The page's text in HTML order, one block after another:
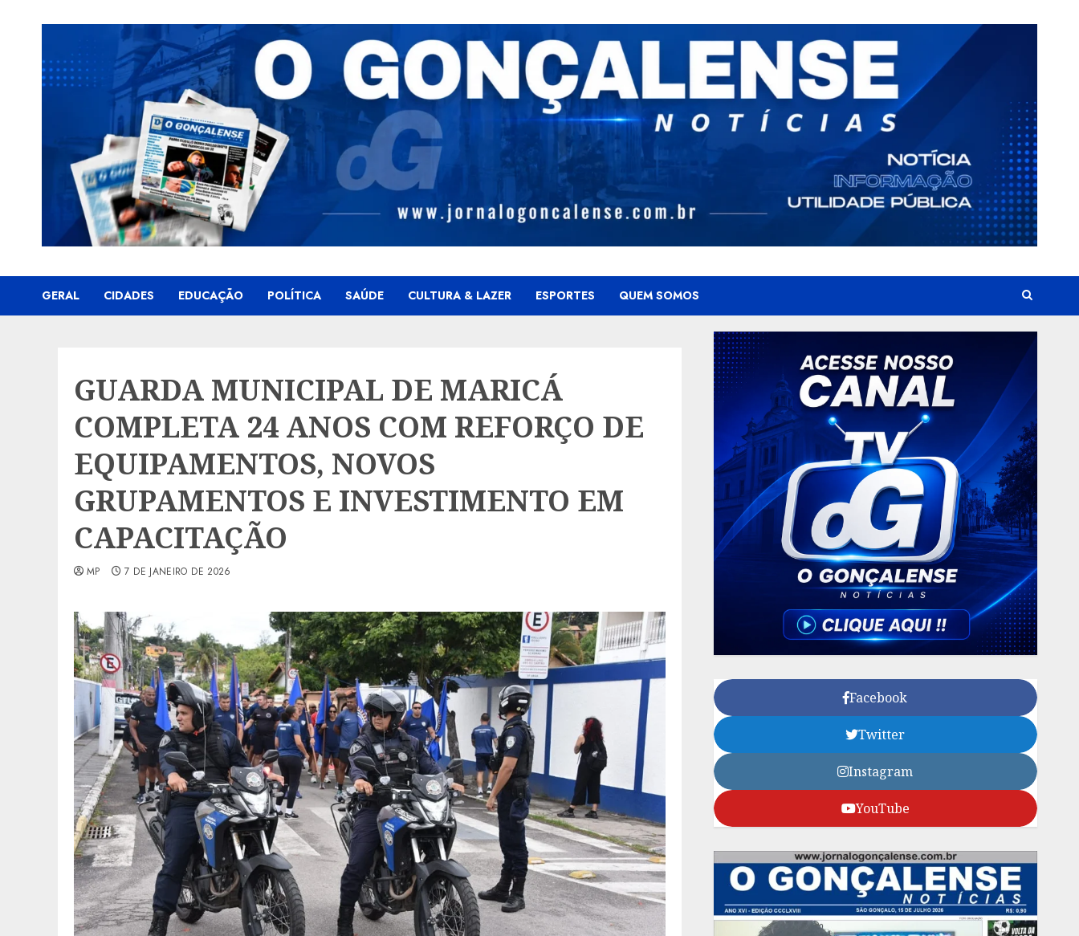
GERAL CIDADES EDUCAÇÃO POLÍTICA SAÚDE CULTURA & LAZER ESPORTES QUEM SOMOS
GUARDA MUNICIPAL DE MARICÁ
COMPLETA 24 ANOS COM REFORÇO DE
EQUIPAMENTOS, NOVOS
GRUPAMENTOS E INVESTIMENTO EM
CAPACITAÇÃO
MP 7 DE JANEIRO DE 2026
Facebook
Twitter
Instagram
YouTube